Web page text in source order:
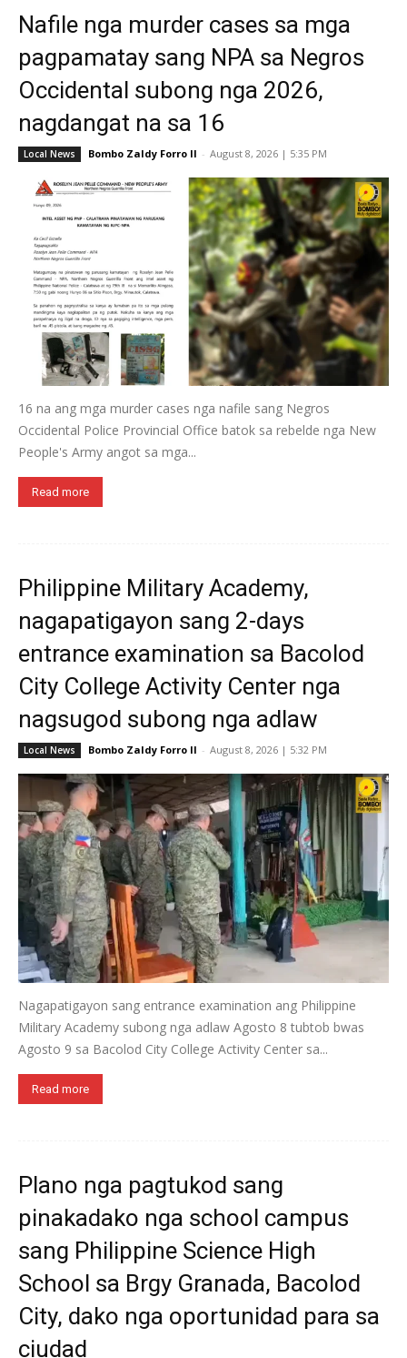
Nafile nga murder cases sa mga
pagpamatay sang NPA sa Negros
Occidental subong nga 2026,
nagdangat na sa 16
Local News Bombo Zaldy Forro II - August 8, 2026 | 5:35 PM
16 na ang mga murder cases nga nafile sang Negros
Occidental Police Provincial Office batok sa rebelde nga New
People's Army angot sa mga...
Read more
Philippine Military Academy,
nagapatigayon sang 2-days
entrance examination sa Bacolod
City College Activity Center nga
nagsugod subong nga adlaw
Local News Bombo Zaldy Forro II - August 8, 2026 | 5:32 PM
Nagapatigayon sang entrance examination ang Philippine
Military Academy subong nga adlaw Agosto 8 tubtob bwas
Agosto 9 sa Bacolod City College Activity Center sa...
Read more
Plano nga pagtukod sang
pinakadako nga school campus
sang Philippine Science High
School sa Brgy Granada, Bacolod
City, dako nga oportunidad para sa
ciudad